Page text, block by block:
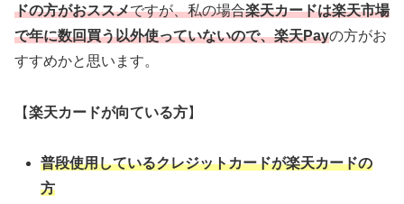
ドの方がおススメですが、私の場合楽天カードは楽天市場
で年に数回買う以外使っていないので、楽天Payの方がお
すすめかと思います。
【楽天カードが向ている方】
普段使用しているクレジットカードが楽天カードの
方